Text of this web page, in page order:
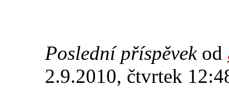
Poslední příspěvekod
2.9.2010, čtvrtek